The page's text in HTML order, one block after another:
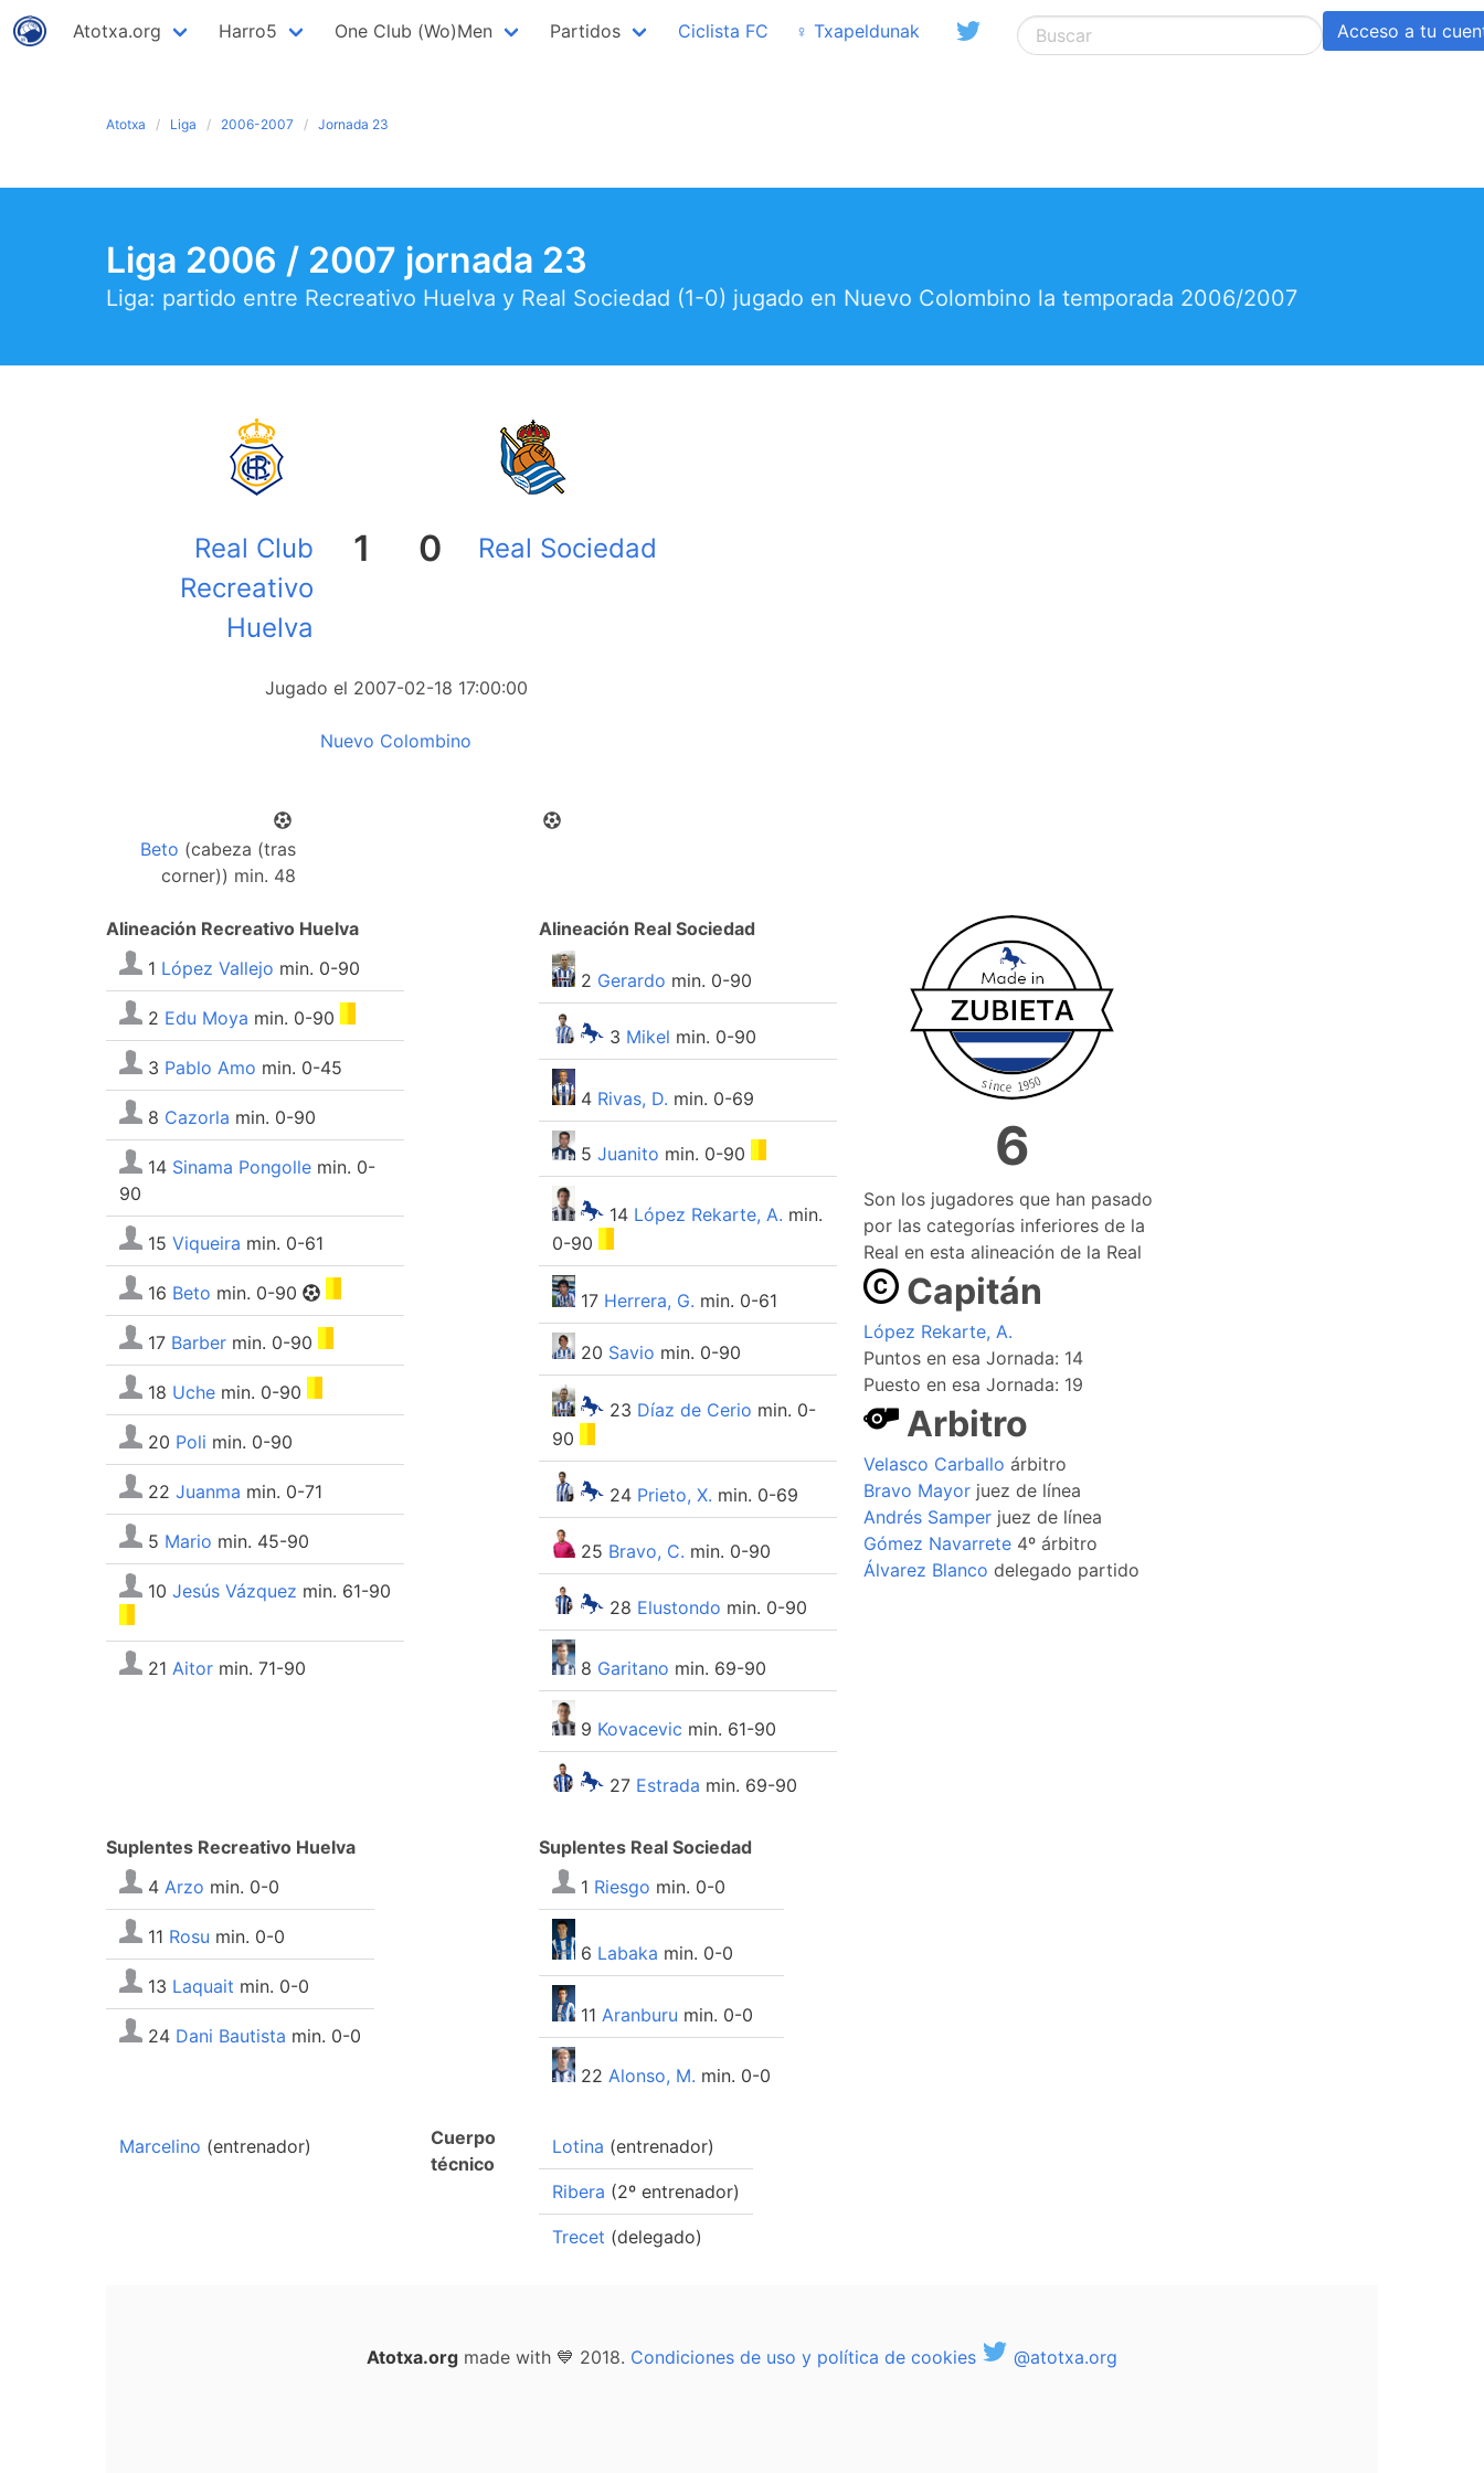
Atotxa.org Harro5 One Club (Wo)Men Partidos Ciclista FC ♀ Txapeldunak Acceso a tu
Atotxa Liga 2006-2007 Jornada 23
Liga 2006 / 2007 jornada 23
Liga: partido entre Recreativo Huelva y Real Sociedad (1-0) jugado en Nuevo Colombino la temporada 2006/2007
Real Club
Recreativo
Huelva
1 0 Real Sociedad
Jugado el 2007-02-18 17:00:00
Nuevo Colombino
Beto (cabeza (tras
corner)) min. 48
Alineación Recreativo Huelva
1 López Vallejo min. 0-90
2 Edu Moya min. 0-90
3 Pablo Amo min. 0-45
8 Cazorla min. 0-90
14 Sinama Pongolle min. 0-
90
15 Viqueira min. 0-61
16 Beto min. 0-90
17 Barber min. 0-90
18 Uche min. 0-90
20 Poli min. 0-90
22 Juanma min. 0-71
5 Mario min. 45-90
10 Jesús Vázquez min. 61-90
21 Aitor min. 71-90
Alineación Real Sociedad
2 Gerardo min. 0-90
3 Mikel min. 0-90
4 Rivas, D. min. 0-69
5 Juanito min. 0-90
14 López Rekarte, A. min.
0-90
17 Herrera, G. min. 0-61
20 Savio min. 0-90
23 Díaz de Cerio min. 0-
90
24 Prieto, X. min. 0-69
25 Bravo, C. min. 0-90
28 Elustondo min. 0-90
8 Garitano min. 69-90
9 Kovacevic min. 61-90
27 Estrada min. 69-90
6
Son los jugadores que han pasado
por las categorías inferiores de la
Real en esta alineación de la Real
Capitán
López Rekarte, A.
Puntos en esa Jornada: 14
Puesto en esa Jornada: 19
Arbitro
Velasco Carballo árbitro
Bravo Mayorjuez de línea
Andrés Samperjuez de línea
Gómez Navarrete4º árbitro
Álvarez Blanco delegado partido
Suplentes Recreativo Huelva
4 Arzo min. 0-0
11 Rosu min. 0-0
13 Laquait min. 0-0
24 Dani Bautista min. 0-0
Suplentes Real Sociedad
1 Riesgo min. 0-0
6 Labaka min. 0-0
11 Aranburu min. 0-0
22 Alonso, M. min. 0-0
Marcelino (entrenador)
Cuerpo
técnico
Lotina (entrenador)
Ribera (2º entrenador)
Trecet (delegado)
Atotxa.org made with 💙 2018. Condiciones de uso y política de cookies @atotxa.org